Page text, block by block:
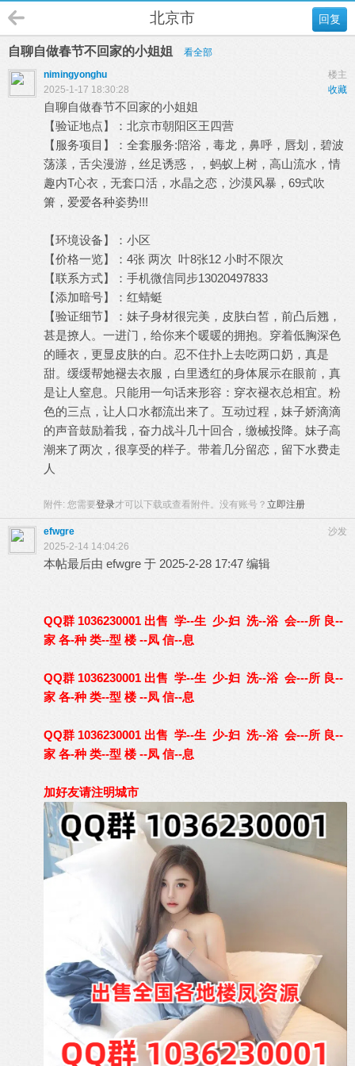
回复
北京市
自聊自做春节不回家的小姐姐
看全部
楼主
nimingyonghu
收藏
2025-1-17 18:30:28
自聊自做春节不回家的小姐姐
【验证地点】：北京市朝阳区王四营
【服务项目】：全套服务:陪浴，毒龙，鼻呼，唇划，碧波
荡漾，舌尖漫游，丝足诱惑，，蚂蚁上树，高山流水，情
趣内T心衣，无套口活，水晶之恋，沙漠风暴，69式吹
箫，爱爱各种姿势!!!
【环境设备】：小区
【价格一览】：4张 两次 叶8张12 小时不限次
【联系方式】：手机微信同步13020497833
【添加暗号】：红蜻蜓
【验证细节】：妹子身材很完美，皮肤白皙，前凸后翘，
甚是撩人。一进门，给你来个暖暖的拥抱。穿着低胸深色
的睡衣，更显皮肤的白。忍不住扑上去吃两口奶，真是
甜。缓缓帮她褪去衣服，白里透红的身体展示在眼前，真
是让人窒息。只能用一句话来形容：穿衣褪衣总相宜。粉
色的三点，让人口水都流出来了。互动过程，妹子娇滴滴
的声音鼓励着我，奋力战斗几十回合，缴械投降。妹子高
潮来了两次，很享受的样子。带着几分留恋，留下水费走
人
附件: 您需要登录才可以下载或查看附件。没有账号？ 立即注册
沙发
efwgre
2025-2-14 14:04:26
本帖最后由 efwgre 于 2025-2-28 17:47 编辑
QQ群 1036230001 出售 学--生 少-妇 洗--浴 会---所 良--
家 各-种 类--型 楼 --凤 信--息
QQ群 1036230001 出售 学--生 少-妇 洗--浴 会---所 良--
家 各-种 类--型 楼 --凤 信--息
QQ群 1036230001 出售 学--生 少-妇 洗--浴 会---所 良--
家 各-种 类--型 楼 --凤 信--息
加好友请注明城市